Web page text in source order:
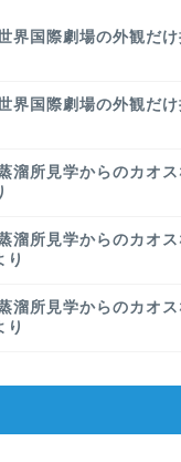
界国際劇場の外観だ
界国際劇場の外観だ
溜所見学からのカオ
溜所見学からのカオ
り
溜所見学からのカオ
り